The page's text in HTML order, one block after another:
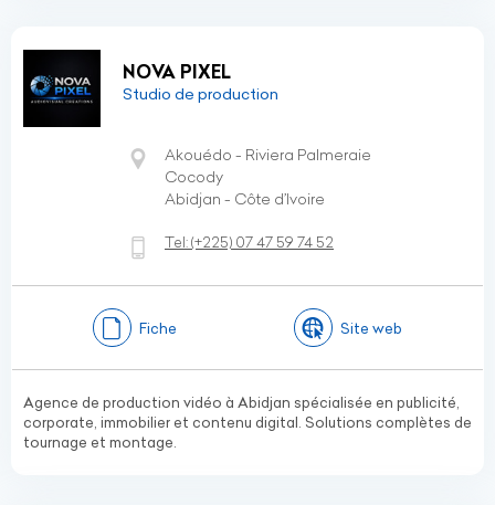
NOVA PIXEL
Studio de production
Akouédo - Riviera Palmeraie
Cocody
Abidjan - Côte d’Ivoire
Tel:(+225) 07 47 59 74 52
Fiche Site web
Agence de production vidéo à Abidjan spécialisée en publicité,
corporate, immobilier et contenu digital. Solutions complètes de
tournage et montage.